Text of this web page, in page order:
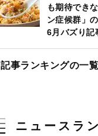
も期待でき
ン症候群」
6月バズり記
記事ランキングの一
ニュースラ